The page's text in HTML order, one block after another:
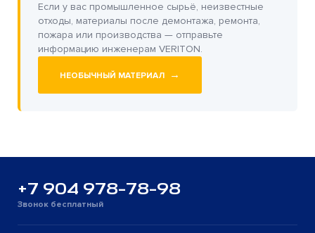
Если у вас промышленное сырьё, неизвестные
отходы, материалы после демонтажа, ремонта,
пожара или производства — отправьте
информацию инженерам VERITON.
НЕОБЫЧНЫЙ МАТЕРИАЛ →
+7 904 978-78-98
Звонок бесплатный